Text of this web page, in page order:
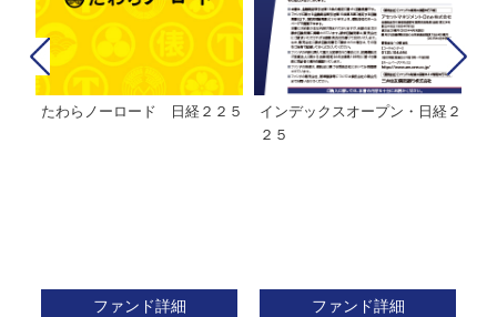
たわらノーロード 日経２２５
ファンド詳細
インデックスオープン・日経２
２５
ファンド詳細